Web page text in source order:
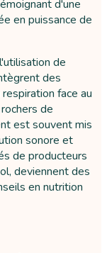
d'une
en puissance de
de
des
face au
de
est souvent mis
sonore et
de producteurs
deviennent des
en nutrition